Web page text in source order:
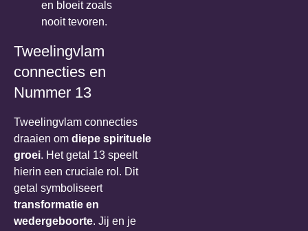
en bloeit zoals
nooit tevoren.
Tweelingvlam
connecties en
Nummer 13
Tweelingvlam connecties
draaien om diepe spirituele
groei. Het getal 13 speelt
hierin een cruciale rol. Dit
getal symboliseert
transformatie en
wedergeboorte. Jij en je